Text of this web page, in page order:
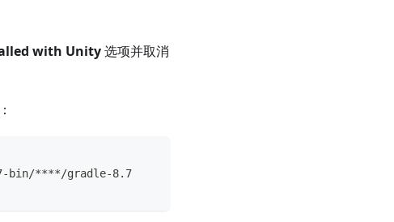
with Unity选项并取消
bin/****/gradle-8.7